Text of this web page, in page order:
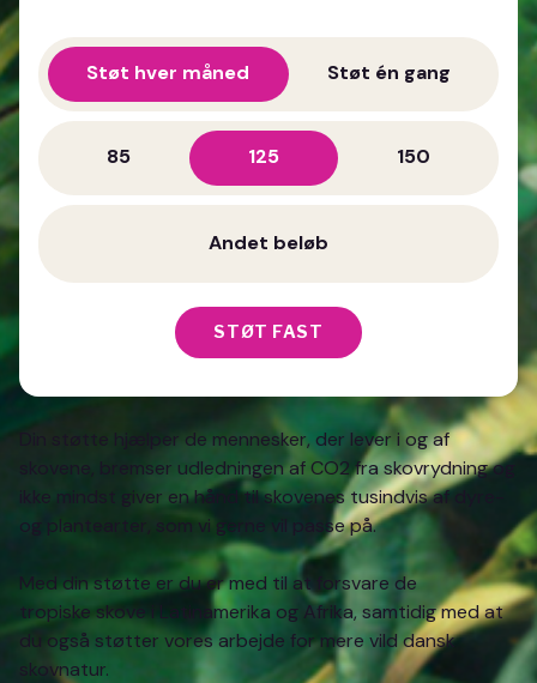
Støt hver måned Støt én gang
85 125 150
STØT FAST
Din støtte hjælper de mennesker, der lever i og af
skovene, bremser udledningen af CO2 fra skovrydning og
ikke mindst giver en hånd til skovenes tusindvis af dyre-
og plantearter, som vi gerne vil passe på.
Med din støtte er du er med til at forsvare de
tropiske skove i Latinamerika og Afrika, samtidig med at
du også støtter vores arbejde for mere vild dansk
skovnatur.